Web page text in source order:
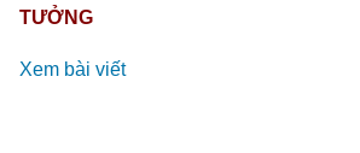
TƯỞNG
Xem bài viết